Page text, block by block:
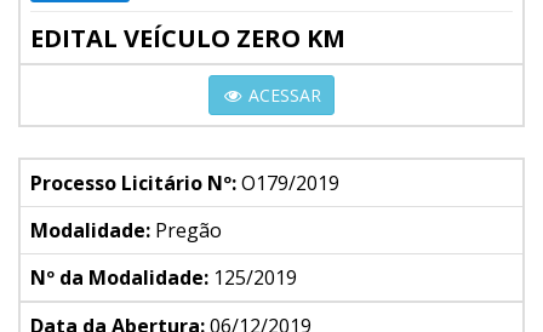
EDITAL VEÍCULO ZERO KM
ACESSAR
Processo Licitário Nº:O179/2019
Modalidade: Pregão
Nº da Modalidade: 125/2019
Data da Abertura:06/12/2019